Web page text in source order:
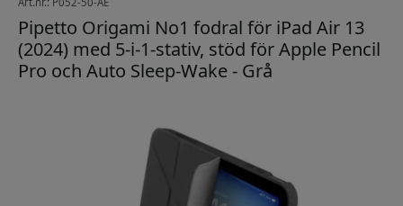
Pipetto Origami No1 fodral för iPad Air 13
(2024) med 5-i-1-stativ, stöd för Apple Pencil
Pro och Auto Sleep-Wake - Grå